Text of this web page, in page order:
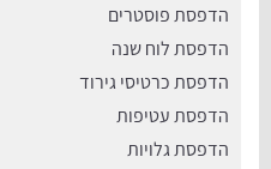
הדפסת פוסטרים
הדפסת לוח שנה
הדפסת כרטיסי גירוד
הדפסת עטיפות
הדפסת גלויות